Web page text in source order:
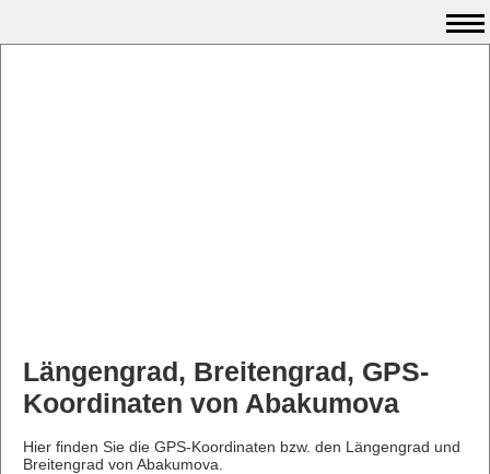
Längengrad, Breitengrad, GPS-
Koordinaten von Abakumova
Hier finden Sie die GPS-Koordinaten bzw. den Längengrad und
Breitengrad von Abakumova.